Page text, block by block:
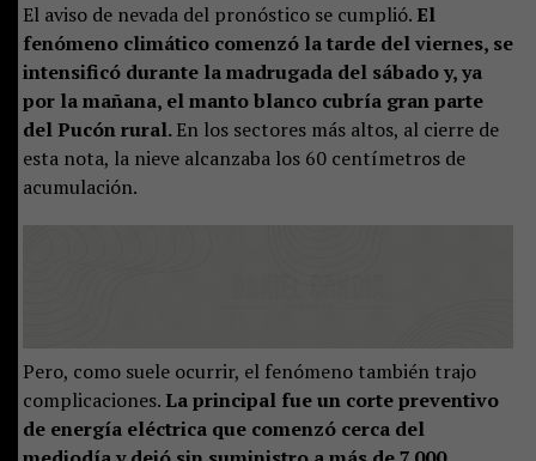
El aviso de nevada del pronóstico se cumplió. El
fenómeno climático comenzó la tarde del viernes, se
intensificó durante la madrugada del sábado y, ya
por la mañana, el manto blanco cubría gran parte
del Pucón rural.En los sectores más altos, al cierre de
esta nota, la nieve alcanzaba los 60 centímetros de
acumulación.
Pero, como suele ocurrir, el fenómeno también trajo
complicaciones. La principal fue un corte preventivo
de energía eléctrica que comenzó cerca del